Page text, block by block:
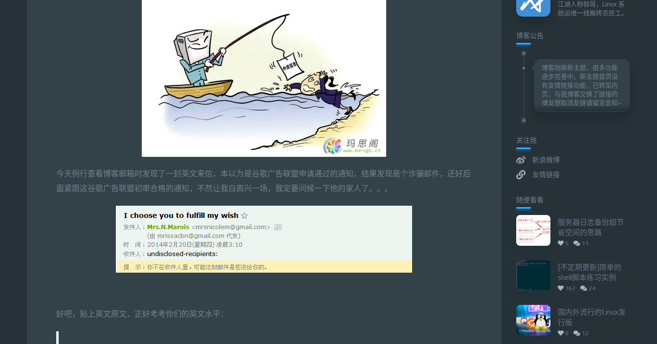
今天例行查看博客邮箱时发现了一封英文来信，本以为是谷歌广告联盟申请通过的通知，结果发现是个诈骗邮件，还好后
面紧跟这谷歌广告联盟初审合格的通知，不然让我白高兴一场，我定要问候一下他的家人了。。。
好吧，贴上英文原文，正好考考你们的英文水平：
江湖人称假哥，Linux 系
统运维一线搬砖农民工。
博客公告
博客刚换新主题，很多功能
逐步完善中。新主题首页没
有友情链接功能，已转至内
页，与我博客交换了链接的
博友想取消友链请留言告知~
关注我
新浪微博
友情链接
随便看看
服务器日志备份超节
省空间的思路
5 11
[不定期更新]简单的
shell脚本练习实例
162 24
国内外流行的Linux发
行版
0 12